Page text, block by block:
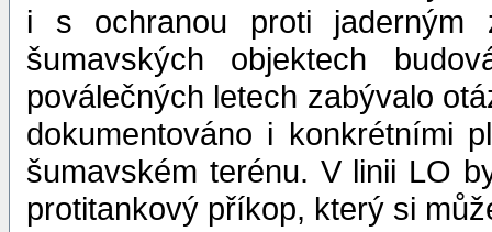
i s ochranou proti jaderným
šumavských objektech
poválečných letech zabývalo
dokumentováno i konkrétními
šumavském terénu. V linii LO
protitankový příkop, který si